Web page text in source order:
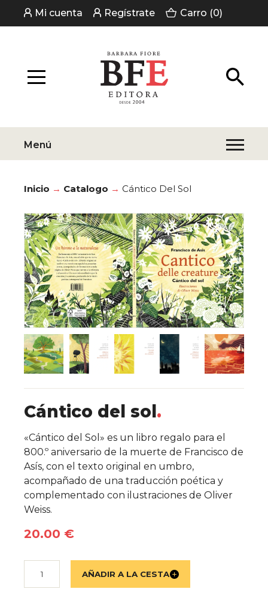
Mi cuenta Regístrate Carro (0)
Menú
Inicio Catalogo Cántico Del Sol
Cántico del sol
Detalles del libro
«Cántico del Sol» es un libro regalo para el
800.º aniversario de la muerte de Francisco de
Asís, con el texto original en umbro,
acompañado de una traducción poética y
complementado con ilustraciones de Oliver
Weiss.
20.00 €